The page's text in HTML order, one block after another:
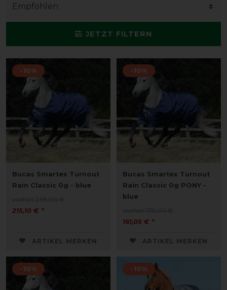
JETZT FILTERN
-10%
Bucas Smartex Turnout
Rain Classic 0g - blue
215,10 € *
ARTIKEL MERKEN
-10%
Bucas Smartex Turnout
Rain Classic 0g PONY -
blue
161,05 € *
ARTIKEL MERKEN
-10% -10%